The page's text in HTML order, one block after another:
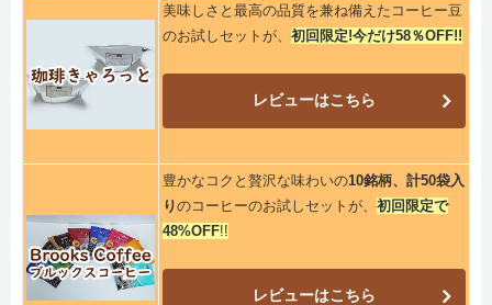
美味しさと最高の品質を兼ね備えたコーヒー豆
のお試しセットが、 初回限定!今だけ58％OFF!!
レビューはこちら
豊かなコクと贅沢な味わいの10銘柄、計50袋入
りのコーヒーのお試しセットが、 初回限定で
48%OFF!!
レビューはこちら